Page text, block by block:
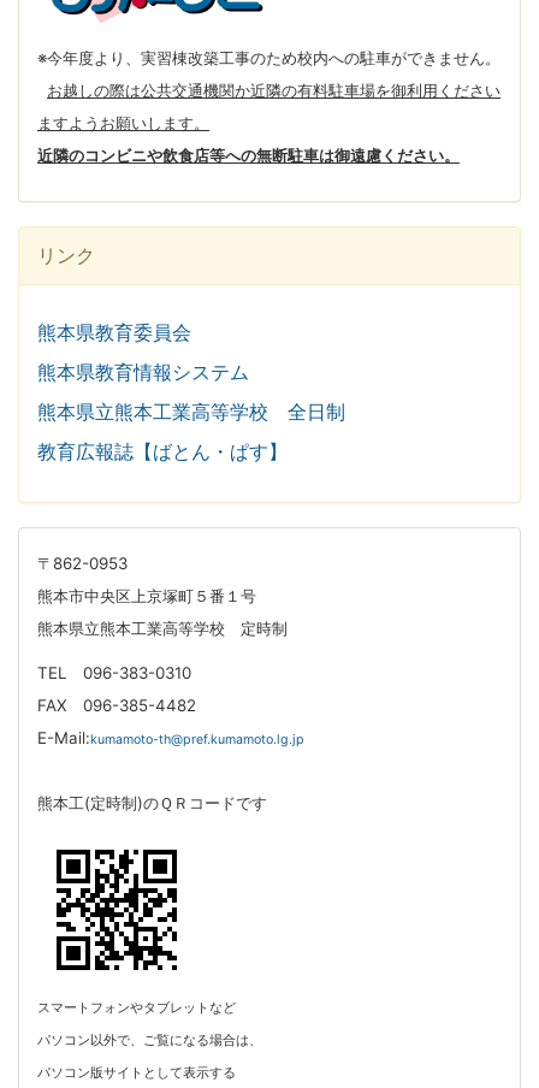
※今年度より、実習棟改築工事のため校内への駐車ができません。
お越しの際は公共交通機関か近隣の有料駐車場を御利用ください
ますようお願いします。
近隣のコンビニや飲食店等への無断駐車は御遠慮ください。
リンク
熊本県教育委員会
熊本県教育情報システム
熊本県立熊本工業高等学校 全日制
教育広報誌【ばとん・ぱす】
〒862-0953
熊本市中央区上京塚町５番１号
熊本県立熊本工業高等学校 定時制
TEL 096-383-0310
FAX 096-385-4482
E-Mail:kumamoto-th@pref.kumamoto.lg.jp
熊本工(定時制)のＱＲコードです
スマートフォンやタブレットなど
パソコン以外で、 ご覧になる場合は、
パソコン版サイトとして表示する